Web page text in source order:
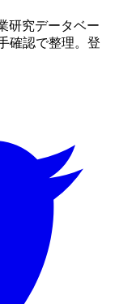
研究データベー
確認で整理。登